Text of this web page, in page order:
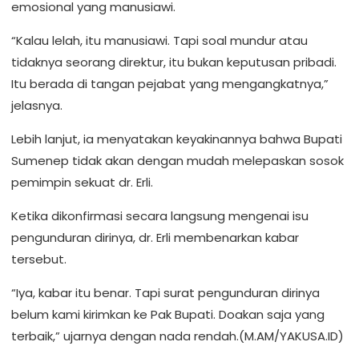
emosional yang manusiawi.
“Kalau lelah, itu manusiawi. Tapi soal mundur atau
tidaknya seorang direktur, itu bukan keputusan pribadi.
Itu berada di tangan pejabat yang mengangkatnya,”
jelasnya.
Lebih lanjut, ia menyatakan keyakinannya bahwa Bupati
Sumenep tidak akan dengan mudah melepaskan sosok
pemimpin sekuat dr. Erli.
Ketika dikonfirmasi secara langsung mengenai isu
pengunduran dirinya, dr. Erli membenarkan kabar
tersebut.
“Iya, kabar itu benar. Tapi surat pengunduran dirinya
belum kami kirimkan ke Pak Bupati. Doakan saja yang
terbaik,” ujarnya dengan nada rendah.(M.AM/YAKUSA.ID)